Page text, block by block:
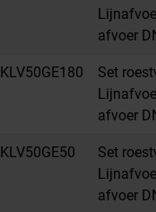
afvoer
KLV50GE180
Set
afvoer
KLV50GE50
Set
afvoer